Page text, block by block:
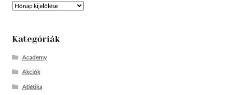
Archívum
Kategóriák
Academy
Akciók
Atlétika